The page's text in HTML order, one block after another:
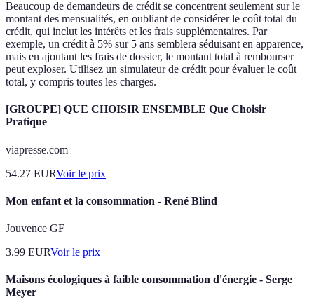
Beaucoup de demandeurs de crédit se concentrent seulement sur le
montant des mensualités, en oubliant de considérer le coût total du
crédit, qui inclut les intérêts et les frais supplémentaires. Par
exemple, un crédit à 5% sur 5 ans semblera séduisant en apparence,
mais en ajoutant les frais de dossier, le montant total à rembourser
peut exploser. Utilisez un simulateur de crédit pour évaluer le coût
total, y compris toutes les charges.
[GROUPE] QUE CHOISIR ENSEMBLE Que Choisir
Pratique
viapresse.com
54.27 EURVoir le prix
Mon enfant et la consommation - René Blind
Jouvence GF
3.99 EURVoir le prix
Maisons écologiques à faible consommation d'énergie - Serge
Meyer